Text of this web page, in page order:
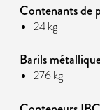
Contenants de
24 kg
Barils
276 kg